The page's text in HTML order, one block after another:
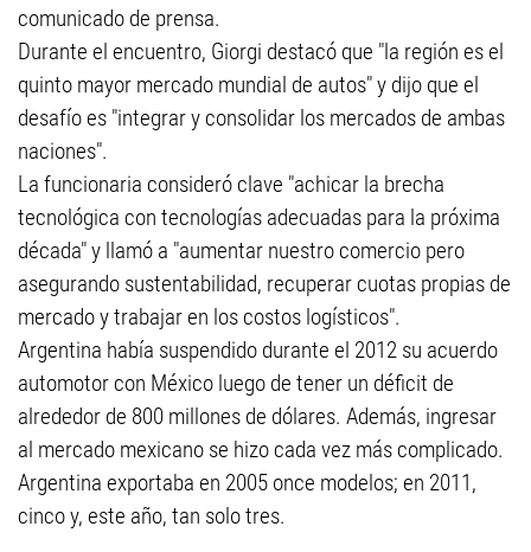
comunicado de prensa.
Durante el encuentro, Giorgi destacó que "la región es el
quinto mayor mercado mundial de autos" y dijo que el
desafío es "integrar y consolidar los mercados de ambas
naciones".
La funcionaria consideró clave "achicar la brecha
tecnológica con tecnologí­as adecuadas para la próxima
década" y llamó a "aumentar nuestro comercio pero
asegurando sustentabilidad, recuperar cuotas propias de
mercado y trabajar en los costos logí­sticos".
Argentina habí­a suspendido durante el 2012 su acuerdo
automotor con México luego de tener un déficit de
alrededor de 800 millones de dólares. Además, ingresar
al mercado mexicano se hizo cada vez más complicado.
Argentina exportaba en 2005 once modelos; en 2011,
cinco y, este año, tan solo tres.